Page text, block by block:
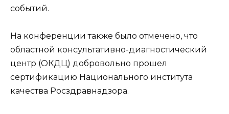
событий.
На конференции также было отмечено, что
областной консультативно-диагностический
центр (ОКДЦ) добровольно прошел
сертификацию Национального института
качества Росздравнадзора.